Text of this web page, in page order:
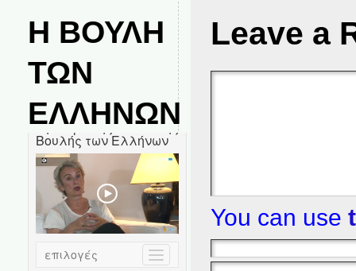
Η ΒΟΥΛΗ
ΤΩΝ
ΕΛΛΗΝΩΝ
Leave a
You can use